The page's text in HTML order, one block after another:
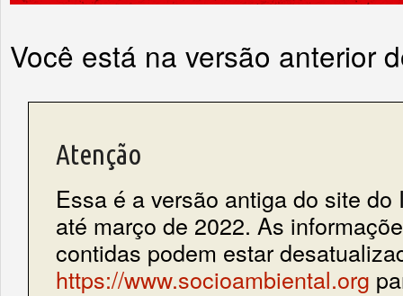
Você está na versão anterior
Atenção
Essa é a versão antiga do site do
até março de 2022. As
contidas podem estar
https://www.socioambiental.org